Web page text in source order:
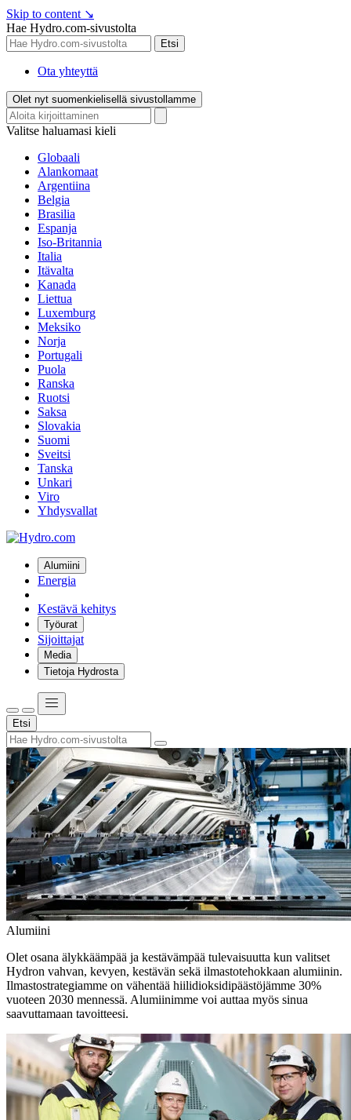
Skip to content ↘
Hae Hydro.com-sivustolta
Etsi
Ota yhteyttä
Olet nyt suomenkielisellä sivustollamme
Valitse haluamasi kieli
Globaali
Alankomaat
Argentiina
Belgia
Brasilia
Espanja
Iso-Britannia
Italia
Itävalta
Kanada
Liettua
Luxemburg
Meksiko
Norja
Portugali
Puola
Ranska
Ruotsi
Saksa
Slovakia
Suomi
Sveitsi
Tanska
Unkari
Viro
Yhdysvallat
Alumiini
Energia
Kestävä kehitys
Työurat
Sijoittajat
Media
Tietoja Hydrosta
Etsi
Alumiini
Olet osana älykkäämpää ja kestävämpää tulevaisuutta kun valitset
Hydron vahvan, kevyen, kestävän sekä ilmastotehokkaan alumiinin.
Ilmastostrategiamme on vähentää hiilidioksidipäästöjämme 30%
vuoteen 2030 mennessä. Alumiinimme voi auttaa myös sinua
saavuttamaan tavoitteesi.